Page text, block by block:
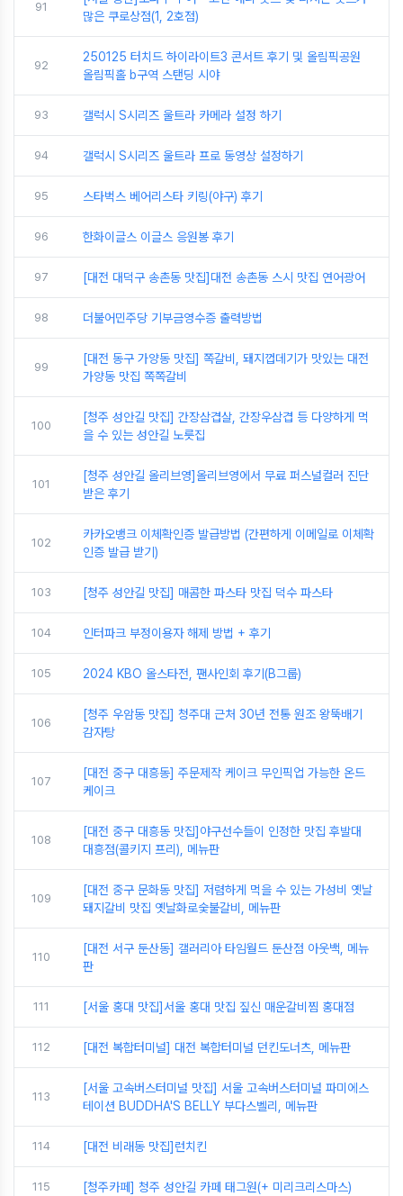
91
많은 쿠로상점(1, 2호점)
92
250125 터치드 하이라이트3 콘서트 후기 및 올림픽공원
올림픽홀 b구역 스탠딩 시야
93 갤럭시 S시리즈 울트라 카메라 설정 하기
94 갤럭시 S시리즈 울트라 프로 동영상 설정하기
95 스타벅스 베어리스타 키링(야구) 후기
96 한화이글스 이글스 응원봉 후기
97 [대전 대덕구 송촌동 맛집]대전 송촌동 스시 맛집 연어광어
98 더불어민주당 기부금영수증 출력방법
99
[대전 동구 가양동 맛집] 쪽갈비, 돼지껍데기가 맛있는 대전
가양동 맛집 쪽쪽갈비
100
[청주 성안길 맛집] 간장삼겹살, 간장우삼겹 등 다양하게 먹
을 수 있는 성안길 노릇집
101
[청주 성안길 올리브영]올리브영에서 무료 퍼스널컬러 진단
받은 후기
102
카카오뱅크 이체확인증 발급방법 (간편하게 이메일로 이체확
인증 발급 받기)
103 [청주 성안길 맛집] 매콤한 파스타 맛집 덕수 파스타
104 인터파크 부정이용자 해제 방법 + 후기
105 2024 KBO 올스타전, 팬사인회 후기(B그룹)
106
[청주 우암동 맛집] 청주대 근처 30년 전통 원조 왕뚝배기
감자탕
107
[대전 중구 대흥동] 주문제작 케이크 무인픽업 가능한 온드
케이크
108
[대전 중구 대흥동 맛집]야구선수들이 인정한 맛집 후발대
대흥점(콜키지 프리), 메뉴판
109
[대전 중구 문화동 맛집] 저렴하게 먹을 수 있는 가성비 옛날
돼지갈비 맛집 옛날화로숯불갈비, 메뉴판
110
[대전 서구 둔산동] 갤러리아 타임월드 둔산점 아웃백, 메뉴
판
111 [서울 홍대 맛집]서울 홍대 맛집 짚신 매운갈비찜 홍대점
112 [대전 복합터미널] 대전 복합터미널 던킨도너츠, 메뉴판
113
[서울 고속버스터미널 맛집] 서울 고속버스터미널 파미에스
테이션 BUDDHA'S BELLY 부다스벨리, 메뉴판
114 [대전 비래동 맛집]런치킨
115 [청주카페] 청주 성안길 카페 태그원(+ 미리크리스마스)